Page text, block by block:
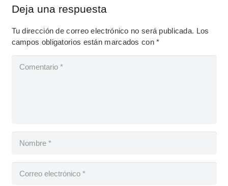
Deja una respuesta
Tu dirección de correo electrónico no será publicada. Los
campos obligatorios están marcados con*